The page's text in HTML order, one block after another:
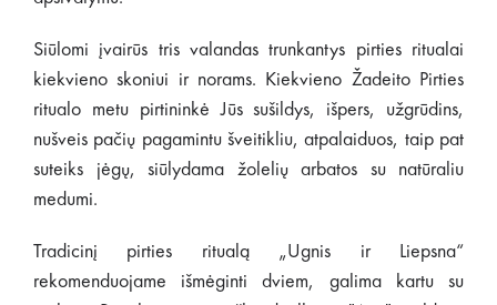
Siūlomi įvairūs tris valandas trunkantys pirties ritualai
kiekvieno skoniui ir norams. Kiekvieno Žadeito Pirties
ritualo metu pirtininkė Jūs sušildys, išpers, užgrūdins,
nušveis pačių pagamintu šveitikliu, atpalaiduos, taip pat
suteiks jėgų, siūlydama žolelių arbatos su natūraliu
medumi.
Tradicinį pirties ritualą „Ugnis ir Liepsna“
rekomenduojame išmėginti dviem, galima kartu su